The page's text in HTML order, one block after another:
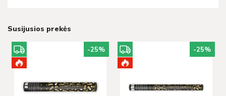
Susijusios prekės
-25% -25%